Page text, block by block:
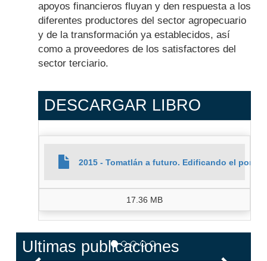
apoyos financieros fluyan y den respuesta a los
diferentes productores del sector agropecuario
y de la transformación ya establecidos, así
como a proveedores de los satisfactores del
sector terciario.
DESCARGAR LIBRO
2015 - Tomatlán a futuro. Edificando el
17.36 MB
Ultimas publicaciones